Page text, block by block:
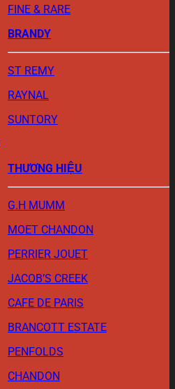
FINE & RARE
BRANDY
ST REMY
RAYNAL
SUNTORY
THƯƠNG HIỆU
G.H MUMM
MOET CHANDON
PERRIER JOUET
JACOB’S CREEK
CAFE DE PARIS
BRANCOTT ESTATE
PENFOLDS
CHANDON